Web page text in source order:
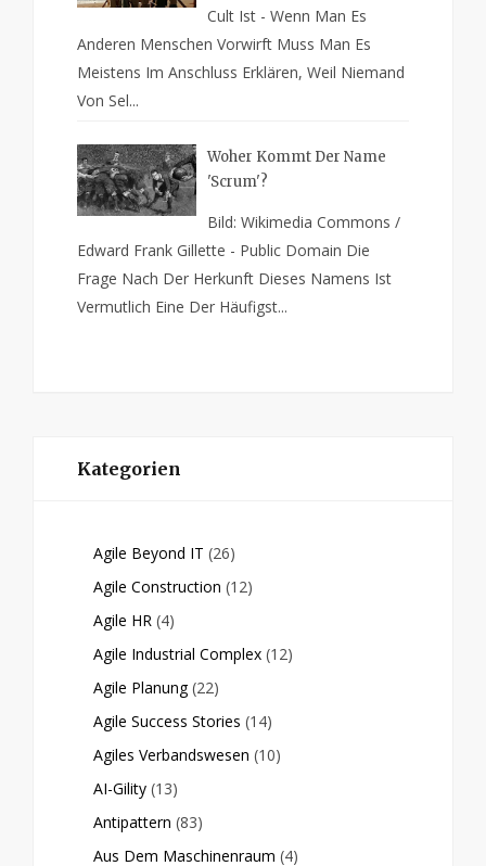
Cult Ist - Wenn Man Es
Anderen Menschen Vorwirft Muss Man Es
Meistens Im Anschluss Erklären, Weil Niemand
Von Sel...
Woher Kommt Der Name
'Scrum'?
Bild: Wikimedia Commons /
Edward Frank Gillette - Public Domain Die
Frage Nach Der Herkunft Dieses Namens Ist
Vermutlich Eine Der Häufigst...
Kategorien
Agile Beyond IT (26)
Agile Construction (12)
Agile HR (4)
Agile Industrial Complex (12)
Agile Planung (22)
Agile Success Stories (14)
Agiles Verbandswesen (10)
AI-Gility (13)
Antipattern (83)
Aus Dem Maschinenraum (4)